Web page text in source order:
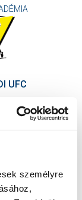
személyre
UFC